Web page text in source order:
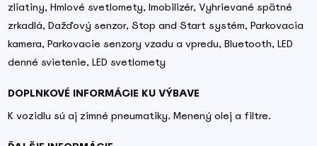
zliatiny, Hmlové svetlomety, Imobilizér, Vyhrievané spätné
zrkadlá, Dažďový senzor, Stop and Start systém, Parkovacia
kamera, Parkovacie senzory vzadu a vpredu, Bluetooth, LED
denné svietenie, LED svetlomety
DOPLNKOVÉ INFORMÁCIE KU VÝBAVE
K vozidlu sú aj zimné pneumatiky. Menený olej a filtre.